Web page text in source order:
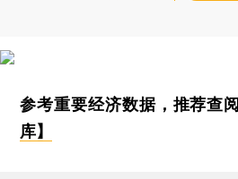
参考重要经济数据，推荐查阅
库】